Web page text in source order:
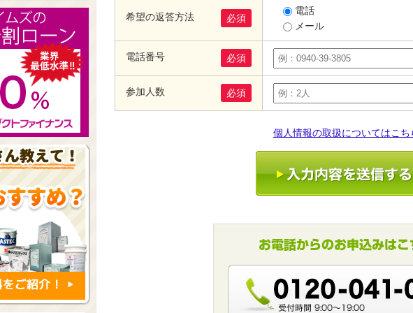
希望の返答方法 必須
電話
メール
電話番号 必須
参加人数 必須
個人情報の取扱についてはこち